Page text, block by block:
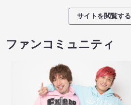
サイトを閲覧する
ファンコミュニティ